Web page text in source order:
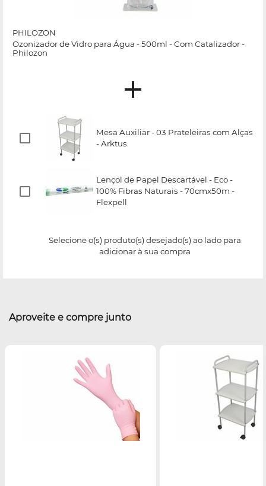
PHILOZON
Ozonizador de Vidro para Água - 500ml - Com Catalizador -
Philozon
Mesa Auxiliar - 03 Prateleiras com Alças
- Arktus
Lençol de Papel Descartável - Eco -
100% Fibras Naturais - 70cmx50m -
Flexpell
Selecione o(s) produto(s) desejado(s) ao lado para
adicionar à sua compra
Aproveite e compre junto